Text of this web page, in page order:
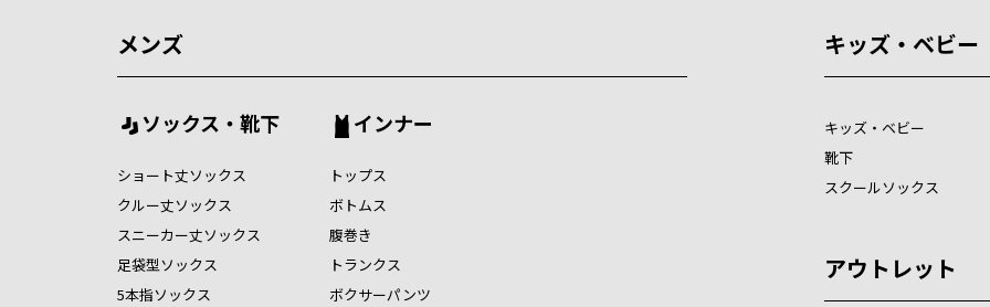
メンズ
ソックス・靴下
ショート丈ソックス
クルー丈ソックス
スニーカー丈ソックス
足袋型ソックス
5本指ソックス
インナー
トップス
ボトムス
腹巻き
トランクス
ボクサーパンツ
キッズ・ベビー
キッズ・ベビー
靴下
スクールソックス
アウトレット